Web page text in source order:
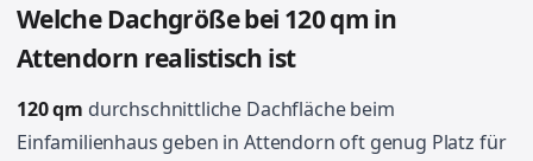
Welche Dachgröße bei 120 qm in
Attendorn realistisch ist
120 qm durchschnittliche Dachfläche beim
Einfamilienhaus geben in Attendorn oft genug Platz für